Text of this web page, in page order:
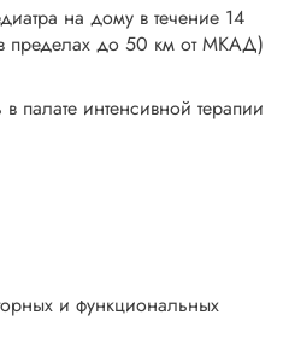
на дому в течение 14
пределах до 50 км от МКАД)
интенсивной терапии
и функциональных